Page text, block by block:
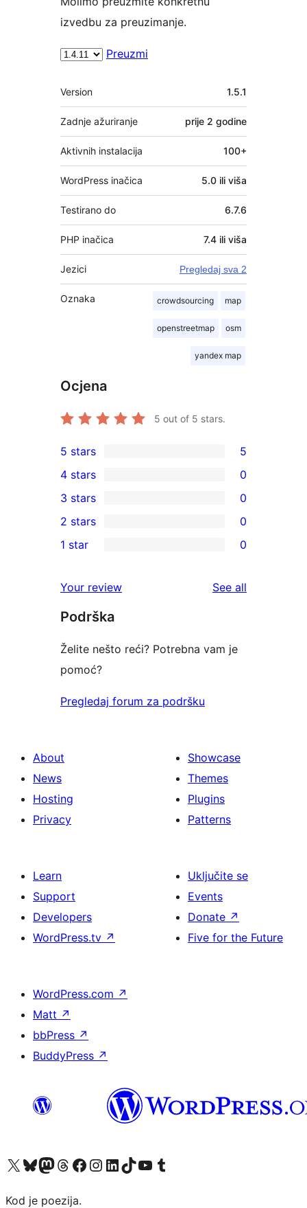
izvedbu za preuzimanje.
Preuzmi
Meta
Version 1.5.1
Zadnje ažuriranje prije 2 godine
Aktivnih instalacija 100+
WordPress inačica 5.0 ili viša
Testirano do 6.7.6
PHP inačica 7.4 ili viša
Jezici Pregledaj sva 2
Oznaka crowdsourcing map
openstreetmap osm
yandex map
Ocjena
5 out of 5 stars.
5
5-
star
reviews
5 stars 5
4-
star
reviews
4 stars 0
0
3-
star
3 stars 0
2-
reviews
2 stars 0
star
reviews
1 star 0
Your review See all
Podrška
Želite nešto reći? Potrebna vam je
pomoć?
Pregledaj forum za podršku
About
News
Hosting
Privacy
Showcase
Themes
Plugins
Patterns
Learn
Support
Developers
WordPress.tv ↗
Uključite se
Events
Donate ↗
Five for the Future
WordPress.com ↗
Matt ↗
bbPress ↗
BuddyPress ↗
Visit our X (formerly Twitter) account
Visit our Bluesky account
Visit our Mastodon account
Visit our Threads account
Visit our Facebook page
Visit our Instagram account
Visit our LinkedIn account
Visit our TikTok account
Visit our YouTube channel
Visit our Tumblr account
Kod je poezija.